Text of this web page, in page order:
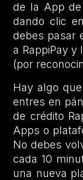
de la App de
dando clic
debes pasar
a RappiPay y
(por
Hay algo
entres en
de crédito
Apps o
No debes
cada 10
una nueva